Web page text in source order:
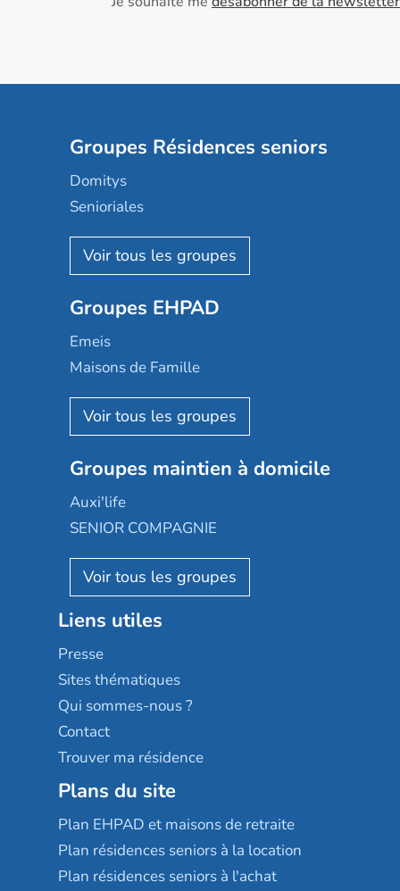
Groupes Résidences seniors
Domitys
Senioriales
Nohée
Les Résidentiels
Mobicap
Domusvi
Happy Senior
Aquarelia
Nexity edenea
Les jardins d'Arcadie
Occitalia
Appartseniors
Reseda
Stella management
Les villages d'or
Sérénys
Résidences services Villa Médicis
Groupes EHPAD
Emeis
Maisons de Famille
Korian
Emera
Groupe SOS
Le Noble Âge
Almage
Résidalya
Groupe aplus
Groupes maintien à domicile
Auxi'life
SENIOR COMPAGNIE
AGE D'OR Services
Liens utiles
Presse
Sites thématiques
Qui sommes-nous ?
Contact
Trouver ma résidence
Plans du site
Plan EHPAD et maisons de retraite
Plan résidences seniors à la location
Plan résidences seniors à l'achat